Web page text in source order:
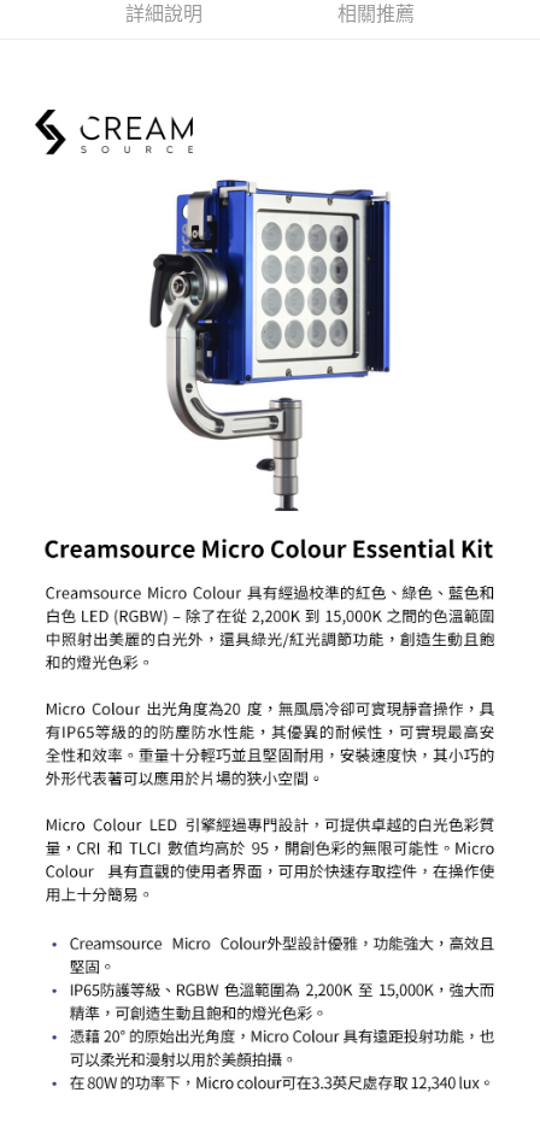
【關於「AFTEE先享後付」】
AFTEE先享後付是「在收到商品之後才付款」的支付方式。 讓您購物簡單
１．簡單：不需註冊會員、不需綁卡、不需儲值。
２．便利：只要手機號碼，簡訊認證，即可結帳。
３．安心：先確認商品／服務後，再付款。
【「AFTEE先享後付」結帳流程】
１．於結帳方式選擇「AFTEE先享後付」後，將跳轉至「AFTEE先享後付」
結帳頁面，進行簡訊認證並確認金額後，即可完成結帳。
２．訂單成立數日內，您將收到繳費通知簡訊。
３．收到繳費通知簡訊後14天內，點擊此簡訊中的連結，可透過四大超商／
ATM／網路銀行／等多元方式進行付款，方視為交易完成。
※ 請注意：結帳手續完成當下不需立刻繳費，但若您需要取消訂單，請聯絡
購買商品的店家。未經商家同意取消之訂單仍視為有效，需透過AFTEE先享
※ 交易是否成功請以「AFTEE先享後付 」之結帳頁面顯示為準，若有關於
是否繳費成功／繳費後需取消欲退款等相關疑問，請聯繫「AFTEE先享後付
https://netprotections.freshdesk.com/support/home
【注意事項】
易，需依本服務之必要範圍內提供個人資料，並將交易相關給付款項請求債
權轉讓予恩沛科技股份有限公司。
２．關於個人資料處理事宜，請瀏覽以下網址：
https://aftee.tw/terms/#terms3
「AFTEE先享後付」，若未經同意申辦者引起之損失，本公司不負相關責
任。
４．使用「AFTEE先享後付」時，將依據個別帳號之用戶狀況，依本公司即
時審查核予不同之上限額度；若仍有額度不足之情形，本公司將視審查結果
５．嚴禁一人註冊多個帳號或使用他人資訊註冊。若發現惡意使用之情形，
恩沛科技股份有限公司將有權停止該用戶之使用額度並採取法律行動。
ATM付款
每筆NT$75，滿NT$399(含以上)免運費
詳細說明 相關推薦